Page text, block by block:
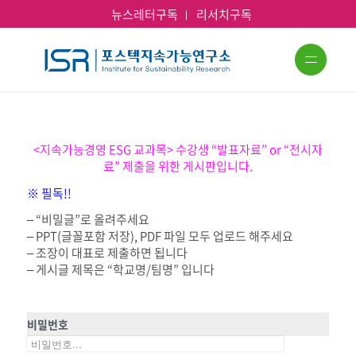
뉴스레터구독 리서치구독
<지속가능경영 ESG 교과목> 수강생 “발표자료” or “전시자
료” 제출을 위한 게시판입니다.
※ 필독!!
– “비밀글”로 올려주세요
– PPT(글꼴포함 저장), PDF 파일 모두 업로드 해주세요
– 조장이 대표로 제출하면 됩니다
– 게시글 제목은 “학교명/팀명” 입니다
비밀번호